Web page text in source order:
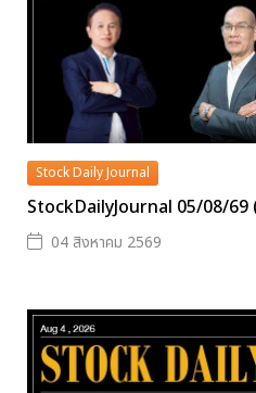
Stock Daily Journal
StockDailyJournal 05/08/69
04 สิงหาคม 2569